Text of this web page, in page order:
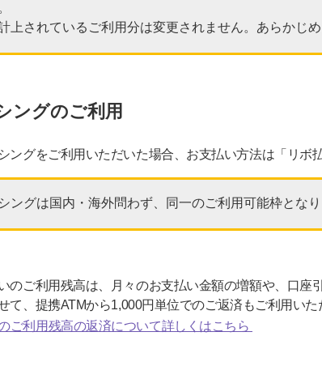
上されているご利用分は変更されません。あらかじめ
ングのご利用
ングをご利用いただいた場合、お支払い方法は「リボ
ングは国内・海外問わず、同一のご利用可能枠となり
のご利用残高は、月々のお支払い金額の増額や、口座
て、提携ATMから1,000円単位でのご返済もご利用いた
ご利用残高の返済について詳しくはこちら